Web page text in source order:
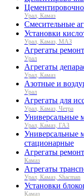
Урал, Камаз
Смесительные
Установки
Урал, Камаз, МАЗ
Агрегаты
Урал
Агрегаты
Урал, Камаз
Азотные и
Урал
Агрегаты для
Урал, Камаз, Четра
Универсальные
Урал, Камаз, ГАЗ
Универсальные
стационарные
Агрегаты
Камаз
Агрегаты
Урал, Камаз, Shacman
Установки
Камаз